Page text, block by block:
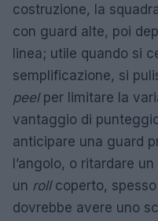
costruzione, la
con guard alte, poi
linea; utile quando si
semplificazione, si
peelper limitare la
vantaggio di
anticipare una guard
l’angolo, o ritardare
un rollcoperto, spesso
dovrebbe avere uno